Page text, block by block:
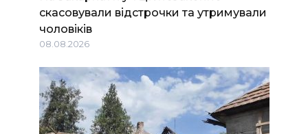
скасовували відстрочки та утримували
чоловіків
08.08.2026